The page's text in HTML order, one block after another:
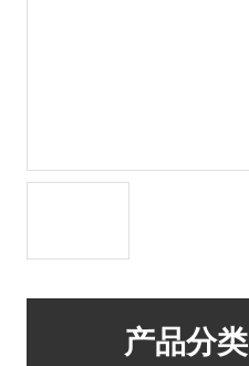
产品分类